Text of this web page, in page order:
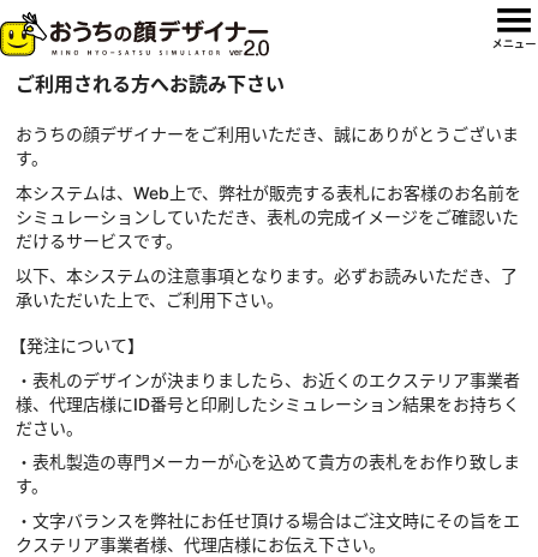
ご利用される方へお読み下さい
おうちの顔デザイナーをご利用いただき、誠にありがとうございま
す。
本システムは、Web上で、弊社が販売する表札にお客様のお名前を
シミュレーションしていただき、表札の完成イメージをご確認いた
だけるサービスです。
以下、本システムの注意事項となります。必ずお読みいただき、了
承いただいた上で、ご利用下さい。
【発注について】
・表札のデザインが決まりましたら、お近くのエクステリア事業者
様、代理店様にID番号と印刷したシミュレーション結果をお持ちく
ださい。
・表札製造の専門メーカーが心を込めて貴方の表札をお作り致しま
す。
・文字バランスを弊社にお任せ頂ける場合はご注文時にその旨をエ
クステリア事業者様、代理店様にお伝え下さい。